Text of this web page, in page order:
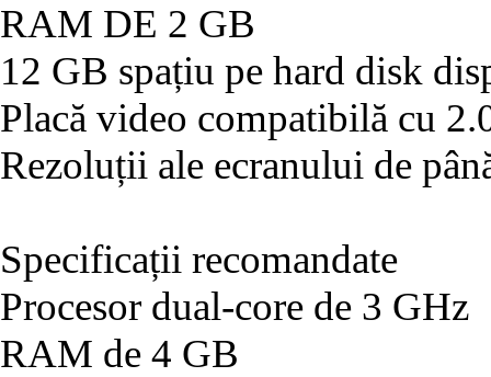
RAM DE 2 GB
12 GB spațiu pe hard disk
Placă video compatibilă cu
Rezoluții ale ecranului de
Specificații recomandate
Procesor dual-core de 3 GHz
RAM de 4 GB